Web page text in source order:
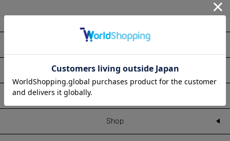
Information
Shop